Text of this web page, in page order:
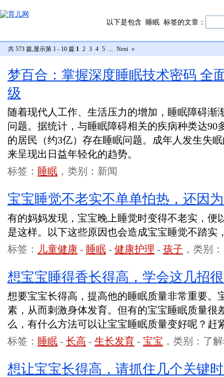
以下是包含 睡眠 标签的文章：
共 573 篇,显示第 1 - 10 篇 1 2 3 4 5 ... Next »
梦百合：掌握深度睡眠技术密码 全
级
随着现代人工作、生活压力的增加，睡眠障碍渐
问题。据统计，与睡眠障碍相关的疾病种类达90
的居民（约3亿）存在睡眠问题。成年人发生失
来呈现出日益年轻化的趋势。
标签： 睡眠 ，类别：新闻
宝宝睡觉不老实不单单怕热，还因
有的妈妈发现，宝宝晚上睡觉时变得不老实，便
是这样。以下这些原因也会造成宝宝睡觉不踏实
标签： 儿童健康 - 睡眠 - 健康护理 - 孩子 ，类别
想宝宝睡得香长得高，学会这几招
想要宝宝长得高，提高他的睡眠质量非常重要。
素，从而刺激身体发育。但有的宝宝睡眠质量很
么，有什么方法可以让宝宝睡眠质量变好呢？赶
标签： 睡眠 - 长高 - 生长发育 - 宝宝 ，类别：了
想让宝宝长得高，请抓住几个关键